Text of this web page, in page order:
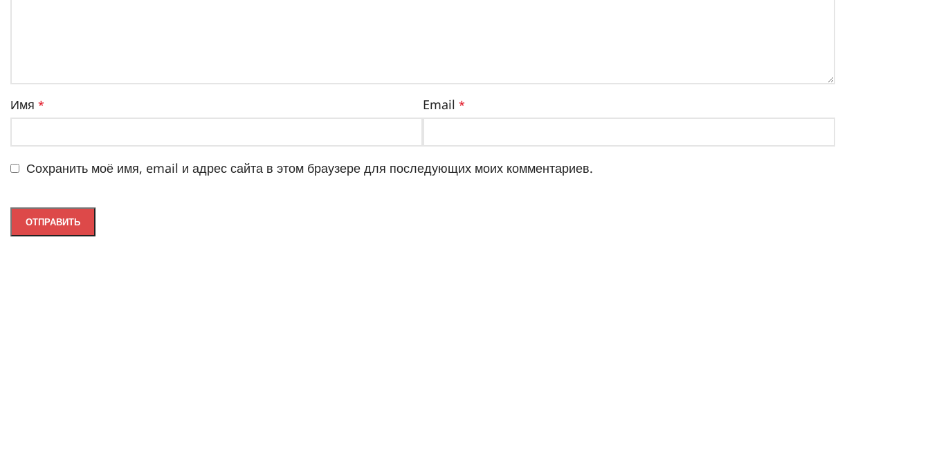
Имя * Email *
Сохранить моё имя, email и адрес сайта в этом браузере для последующих моих комментариев.